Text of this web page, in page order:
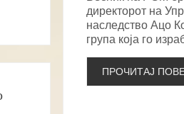
директорот на
наследство Ацо
група која го
ПРОЧИТАЈ